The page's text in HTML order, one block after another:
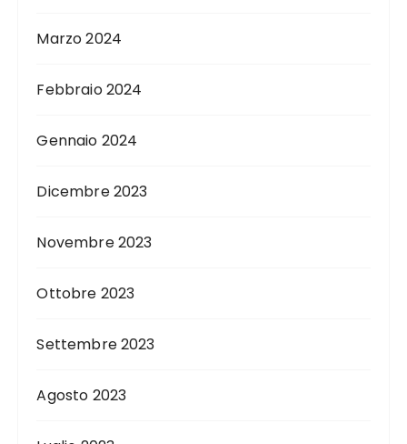
Marzo 2024
Febbraio 2024
Gennaio 2024
Dicembre 2023
Novembre 2023
Ottobre 2023
Settembre 2023
Agosto 2023